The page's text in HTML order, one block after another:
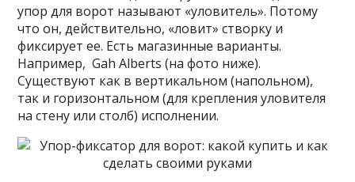
упор для ворот называют «уловитель». Потому
что он, действительно, «ловит» створку и
фиксирует ее. Есть магазинные варианты.
Например, Gah Alberts (на фото ниже).
Существуют как в вертикальном (напольном),
так и горизонтальном (для крепления уловителя
на стену или столб) исполнении.